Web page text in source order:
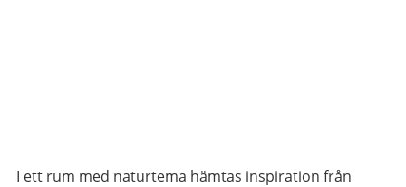
I ett rum med naturtema hämtas inspiration från